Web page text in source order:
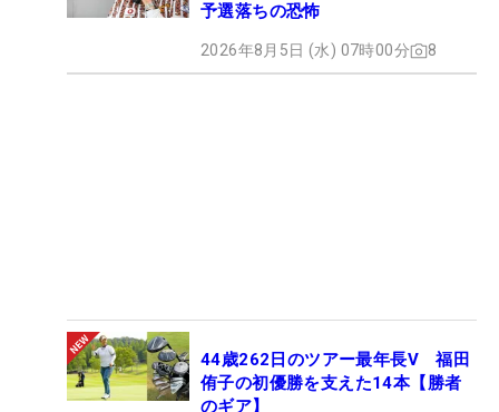
予選落ちの恐怖
2026年8月5日 (水) 07時00分 8
44歳262日のツアー最年長V 福田
侑子の初優勝を支えた14本【勝者
のギア】